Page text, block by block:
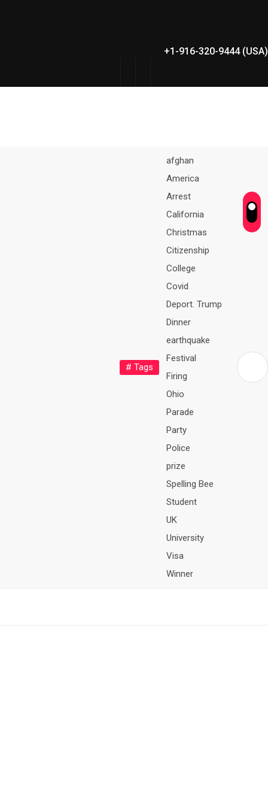
+1-916-320-9444 (USA)
# Tags
afghan
America
Arrest
California
Christmas
Citizenship
College
Covid
Deport. Trump
Dinner
earthquake
Festival
Firing
Ohio
Parade
Party
Police
prize
Spelling Bee
Student
UK
University
Visa
Winner